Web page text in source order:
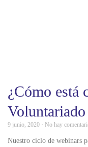
¿Cómo está
9 junio, 2020 No hay
Nuestro ciclo de webinars